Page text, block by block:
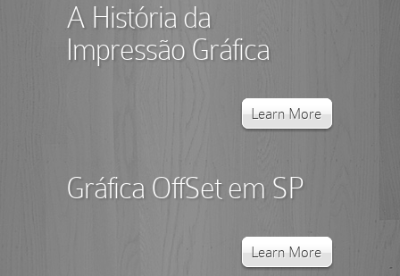
A História da
Impressão Gráfica
Learn More
Gráfica OffSet em SP
Learn More